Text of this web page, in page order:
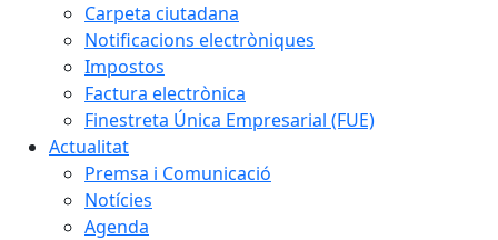
Carpeta ciutadana
Notificacions electròniques
Impostos
Factura electrònica
Finestreta Única Empresarial (FUE)
Actualitat
Premsa i Comunicació
Notícies
Agenda